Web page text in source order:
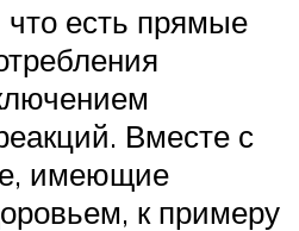
что есть прямые
Вместе с
имеющие
к примеру